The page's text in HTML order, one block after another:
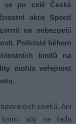
se po celé České
akce Speed
na nebezpečí
Policisté během
limitů na
mohla veřejnost
úseků. Ani
tomu, aby se řada